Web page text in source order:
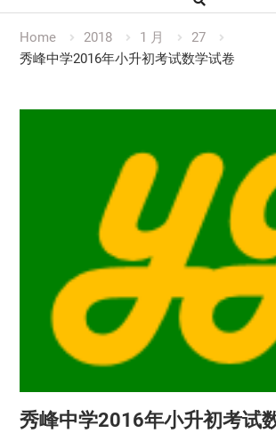
Home 2018 1 月
27
秀峰中学2016年小升初考试数学试卷
秀峰中学2016年小升初考试